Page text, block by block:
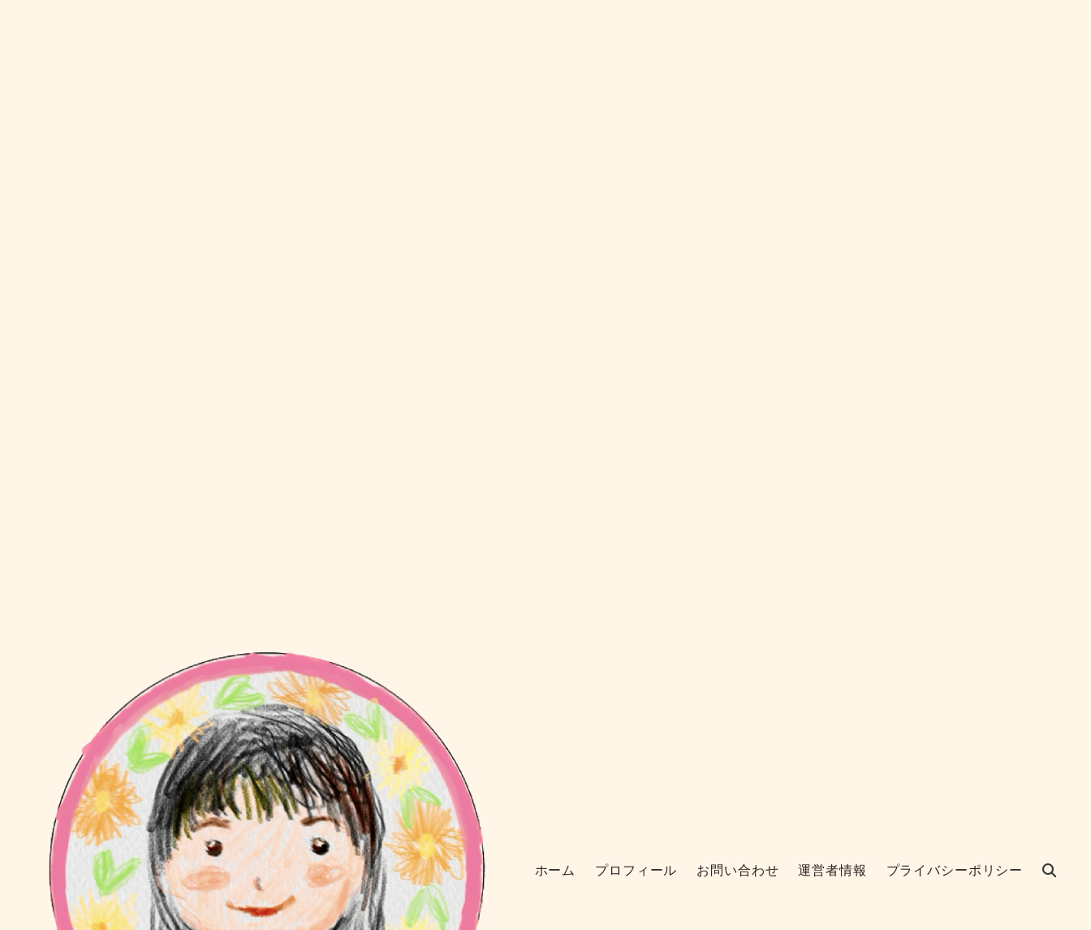
ホーム プロフィール お問い合わせ 運営者情報 プライバシーポリシー